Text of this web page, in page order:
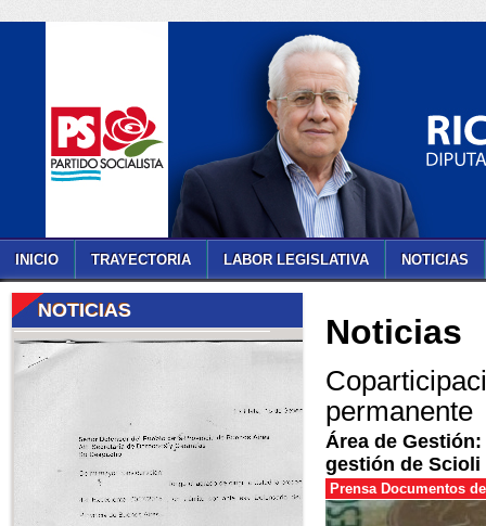
INICIO TRAYECTORIA LABOR LEGISLATIVA NOTICIAS
NOTICIAS
Noticias
permanente
Área de
gestión de Scioli
Prensa Documentos